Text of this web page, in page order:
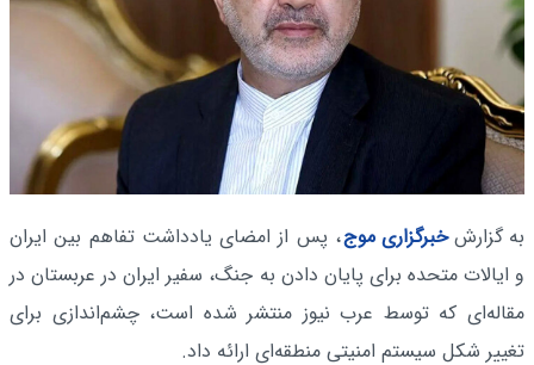
به گزارشخبرگزاری موج، پس از امضای یادداشت تفاهم بین ایران
و ایالات متحده برای پایان دادن به جنگ، سفیر ایران در عربستان در
مقاله‌ای که توسط عرب نیوز منتشر شده است، چشم‌اندازی برای
تغییر شکل سیستم امنیتی منطقه‌ای ارائه داد.